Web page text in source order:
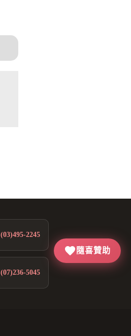
隨喜贊助
(03)495-2245
(07)236-5045